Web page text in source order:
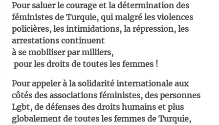
Pour saluer le courage et la détermination des
féministes de Turquie, qui malgré les violences
policières, les intimidations, la répression, les
arrestations continuent
à se mobiliser par milliers,
pour les droits de toutes les femmes !
Pour appeler à la solidarité internationale aux
côtés des associations féministes, des personnes
Lgbt, de défenses des droits humains et plus
globalement de toutes les femmes de Turquie,